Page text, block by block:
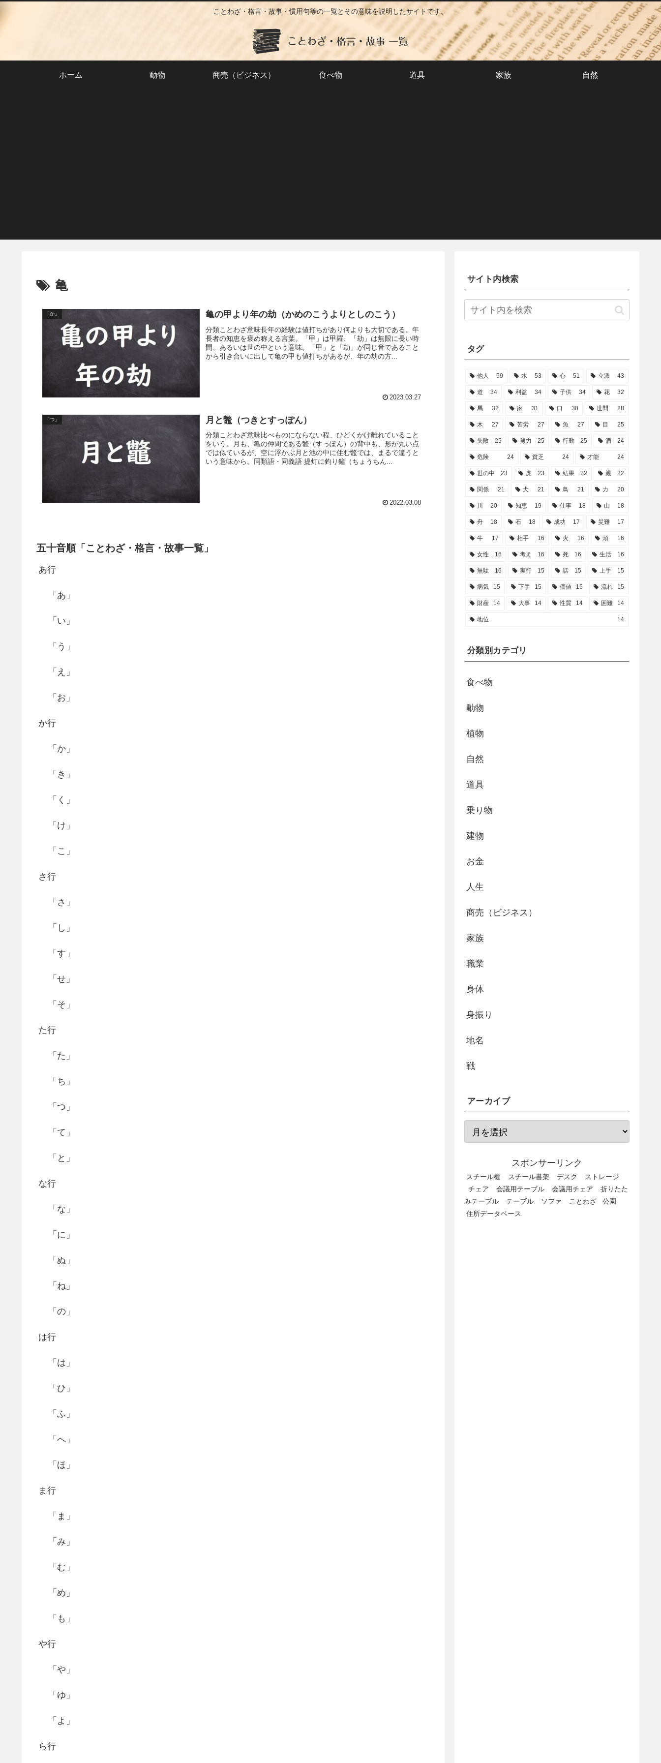
ことわざ・格言・故事・慣用句等の一覧とその意味を説明したサイトです。
ホーム 動物 商売（ビジネス） 食べ物 道具 家族 自然
亀
「か」 亀の甲より年の劫（かめのこうよりとしのこう）
分類ことわざ意味長年の経験は値打ちがあり何よりも大切である。年
長者の知恵を褒め称える言葉。「甲」は甲羅、「劫」は無限に長い時
間、あるいは世の中という意味。「甲」と「劫」が同じ音であること
から引き合いに出して亀の甲も値打ちがあるが、年の劫の方...
2023.03.27
「つ」 月と鼈（つきとすっぽん）
分類ことわざ意味比べものにならない程、ひどくかけ離れていること
をいう。月も、亀の仲間である鼈（すっぽん）の背中も、形が丸い点
では似ているが、空に浮かぶ月と池の中に住む鼈では、まるで違うと
いう意味から。同類語・同義語 提灯に釣り鐘（ちょうちん...
2022.03.08
五十音順「ことわざ・格言・故事一覧」
あ行
「あ」
「い」
「う」
「え」
「お」
か行
「か」
「き」
「く」
「け」
「こ」
さ行
「さ」
「し」
「す」
「せ」
「そ」
た行
「た」
「ち」
「つ」
「て」
「と」
な行
「な」
「に」
「ぬ」
「ね」
「の」
は行
「は」
「ひ」
「ふ」
「へ」
「ほ」
ま行
「ま」
「み」
「む」
「め」
「も」
や行
「や」
「ゆ」
「よ」
ら行
サイト内検索
タグ
他人 59 水 53 心 51 立派 43
道 34 利益 34 子供 34 花 32
馬 32 家 31 口 30 世間 28
木 27 苦労 27 魚 27 目 25
失敗 25 努力 25 行動 25 酒 24
危険 24 貧乏 24 才能 24
世の中 23 虎 23 結果 22 親 22
関係 21 犬 21 鳥 21 力 20
川 20 知恵 19 仕事 18 山 18
舟 18 石 18 成功 17 災難 17
牛 17 相手 16 火 16 頭 16
女性 16 考え 16 死 16 生活 16
無駄 16 実行 15 話 15 上手 15
病気 15 下手 15 価値 15 流れ 15
財産 14 大事 14 性質 14 困難 14
地位 14
分類別カテゴリ
食べ物
動物
植物
自然
道具
乗り物
建物
お金
人生
商売（ビジネス）
家族
職業
身体
身振り
地名
戦
アーカイブ
スポンサーリンク
スチール棚 スチール書架 デスク
ストレージ
チェア
会議用テーブル 会議用チェア
折りたた
みテーブル
テーブル ソファ ことわざ
公園
住所データベース